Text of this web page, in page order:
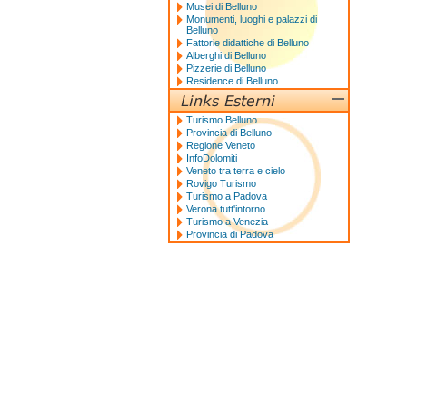
Musei di Belluno
Monumenti, luoghi e palazzi di
Belluno
Fattorie didattiche di Belluno
Alberghi di Belluno
Pizzerie di Belluno
Residence di Belluno
Turismo Belluno
Provincia di Belluno
Regione Veneto
InfoDolomiti
Veneto tra terra e cielo
Rovigo Turismo
Turismo a Padova
Verona tutt'intorno
Turismo a Venezia
Provincia di Padova